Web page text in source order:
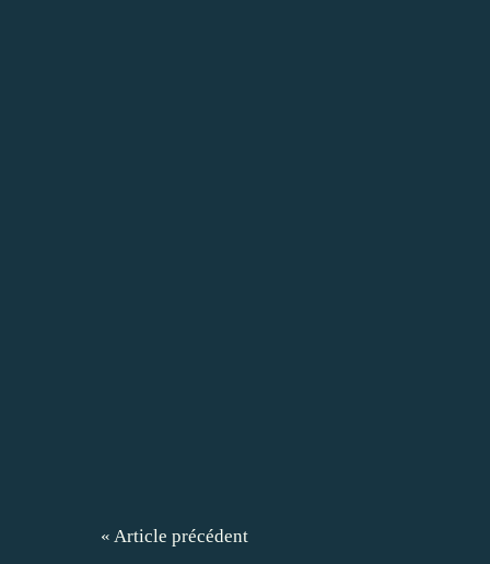
« Article précédent